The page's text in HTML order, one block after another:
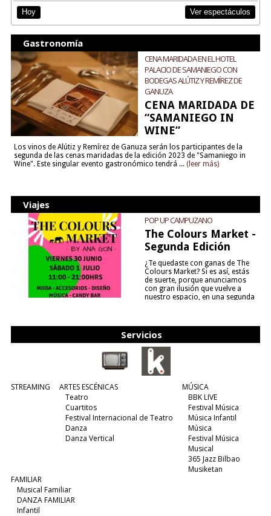
Hoy Ver espectáculos
Gastronomía
CENA MARIDADA EN EL HOTEL
PALACIO DE SAMANIEGO CON
BODEGAS ALÚTIZ Y REMÍREZ DE
GANUZA
CENA MARIDADA DE
“SAMANIEGO IN
WINE”
Los vinos de Alútiz y Remírez de Ganuza serán los participantes de la
segunda de las cenas maridadas de la edición 2023 de "Samaniego in
Wine". Este singular evento gastronómico tendrá ... (leer más)
Viajes
POP UP CAMPUZANO
The Colours Market -
Segunda Edición
¿Te quedaste con ganas de The
Colours Market? Si es así, estás
de suerte, porque anunciamos
con gran ilusión que vuelve a
nuestro espacio, en una segunda
Servicios
STREAMING
ARTES ESCÉNICAS
Teatro
Cuartitos
Festival Internacional de Teatro
Danza
Danza Vertical
MÚSICA
BBK LIVE
Festival Música
Música Infantil
Música
Festival Música
Musical
365 Jazz Bilbao
Musiketan
FAMILIAR
Musical Familiar
DANZA FAMILIAR
Infantil